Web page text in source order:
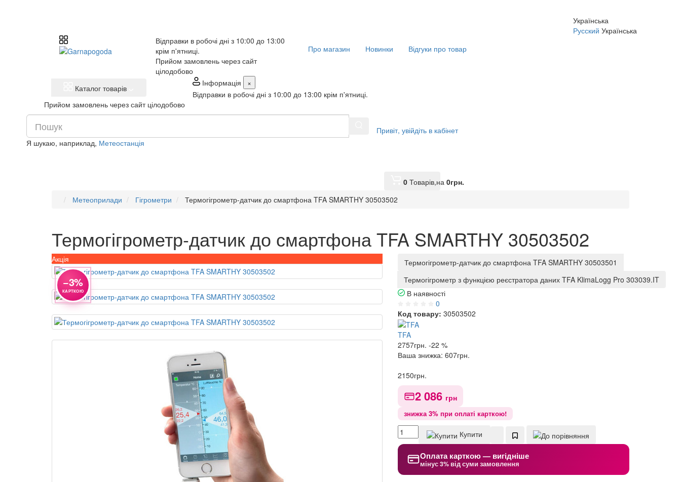
Українська
Русский Українська
Відправки в робочі дні з 10:00 до 13:00
крім п'ятниці.
Прийом замовлень через сайт
цілодобово
Про магазин Новинки Відгуки про товар
Каталог товарів
Інформація
×
Відправки в робочі дні з 10:00 до 13:00 крім п'ятниці.
Прийом замовлень через сайт цілодобово
Я шукаю, наприклад, Метеостанція
Привіт, увійдіть в кабінет
0 Товарів,на0грн.
Метеоприлади
Гігрометри Термогігрометр-датчик до смартфона TFA SMARTHY 30503502
Термогігрометр-датчик до смартфона TFA SMARTHY 30503502
Акція
−3%
КАРТКОЮ
Термогігрометр-датчик до смартфона TFA SMARTHY 30503501
Термогігрометр з функцією реєстратора даних TFA KlimaLogg Pro 303039.IT
В наявності
0
Код товару: 30503502
TFA
2757грн. -22 %
Ваша знижка: 607грн.
2150грн.
2 086 грн
знижка 3% при оплаті карткою!
Купити
Оплата карткою — вигідніше
мінус 3% від суми замовлення